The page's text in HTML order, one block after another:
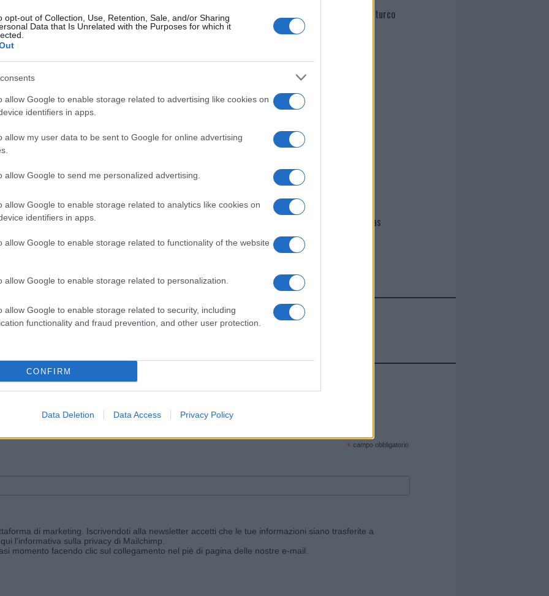
opt-out of Collection, Use, Retention, Sale, and/or Sharing
Data that Is Unrelated with the Purposes for which it
allow Google to enable storage related to advertising like cookies on
identifiers in apps.
allow my user data to be sent to Google for online advertising
allow Google to send me personalized advertising.
allow Google to enable storage related to analytics like cookies on
identifiers in apps.
allow Google to enable storage related to functionality of the website
allow Google to enable storage related to personalization.
allow Google to enable storage related to security, including
functionality and fraud prevention, and other user protection.
CONFIRM
Data Deletion Data Access Privacy Policy
i tuoi video e le tue foto
+39 345 356 7512
news da
Prossimo articolo
Martina Agostina Diturco
I nostri cari
I nostri cari
Giovannimaria Cabras
Invia un Comunicato Stampa|Pubblicità|Segnala
e ricevi le nostre email periodiche contenenti le ultime notizie pubblicate sul sito web!
* campo obbligatorio
di marketing. Iscrivendoti alla newsletter accetti che le tue informazioni siano trasferite a
l'informativa sulla privacy di Mailchimp
momento facendo clic sul collegamento nel piè di pagina delle nostre e-mail.